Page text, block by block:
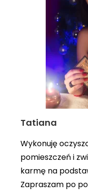
Tatiana
Wykonuję
pomieszczeń i
karmę na
Zapraszam po